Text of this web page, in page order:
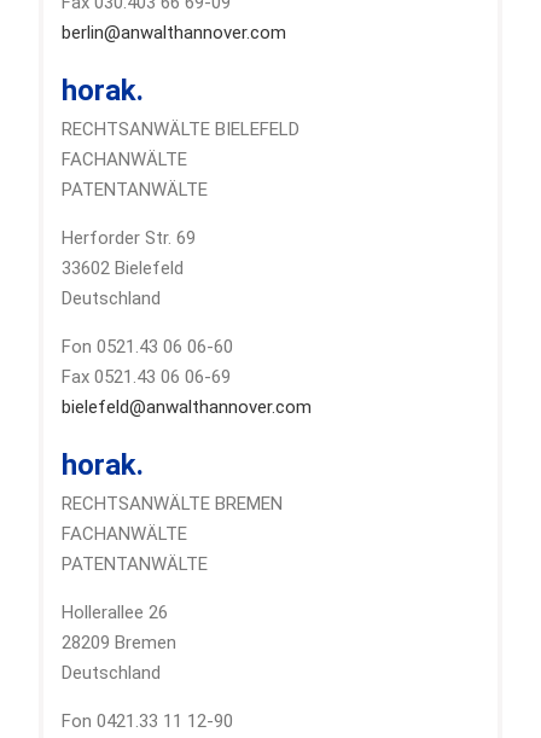
berlin@anwalthannover.com
horak.
RECHTSANWÄLTE BIELEFELD
FACHANWÄLTE
PATENTANWÄLTE
Herforder Str. 69
33602 Bielefeld
Deutschland
Fon 0521.43 06 06-60
Fax 0521.43 06 06-69
bielefeld@anwalthannover.com
horak.
RECHTSANWÄLTE BREMEN
FACHANWÄLTE
PATENTANWÄLTE
Hollerallee 26
28209 Bremen
Deutschland
Fon 0421.33 11 12-90